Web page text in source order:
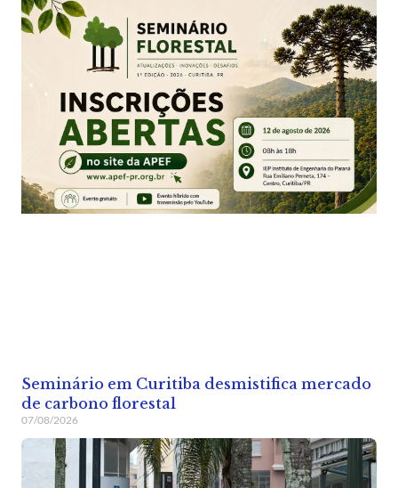
Seminário em Curitiba desmistifica mercado
de carbono florestal
07/08/2026